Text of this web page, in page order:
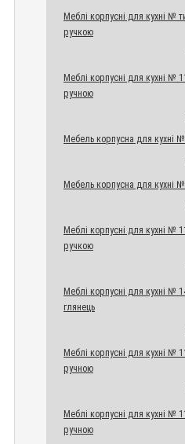
Меблі корпусні для кухні №
ручкою
Меблі корпусні для кухні №
ручною
Мебель корпусна для
Мебель корпусна для
Меблі корпусні для кухні №
ручкою
Меблі корпусні для кухні
глянець
Меблі корпусні для кухні №
ручною
Меблі корпусні для кухні №
ручною